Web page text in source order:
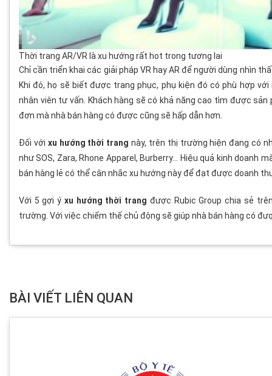
Thời trang AR/VR là xu hướng rất hot trong tương lai
Chỉ cần triển khai các giải pháp VR hay AR để người dùng nhìn
Khi đó, họ sẽ biết được trang phục, phụ kiện đó có phù hợp
nhân viên tư vấn. Khách hàng sẽ có khả năng cao tìm được
đơn mà nhà bán hàng có được cũng sẽ hấp dẫn hơn.
Đối với xu hướng thời trang này, trên thị trường hiện đang có
như SOS, Zara, Rhone Apparel, Burberry… Hiệu quả kinh doanh
bán hàng lẻ có thể cân nhắc xu hướng này để đạt được doanh
Với 5 gợi ý xu hướng thời trang được Rubic Group chia sẻ
trường. Với việc chiếm thế chủ động sẽ giúp nhà bán hàng có
BÀI VIẾT LIÊN QUAN